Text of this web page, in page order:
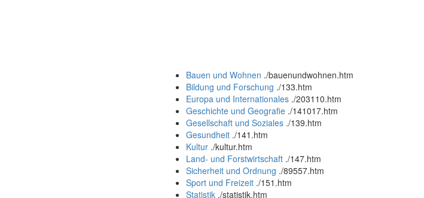
Bauen und Wohnen ./bauenundwohnen.htm
Bildung und Forschung ./133.htm
Europa und Internationales ./203110.htm
Geschichte und Geografie ./141017.htm
Gesellschaft und Soziales ./139.htm
Gesundheit ./141.htm
Kultur ./kultur.htm
Land- und Forstwirtschaft ./147.htm
Sicherheit und Ordnung ./89557.htm
Sport und Freizeit ./151.htm
Statistik ./statistik.htm